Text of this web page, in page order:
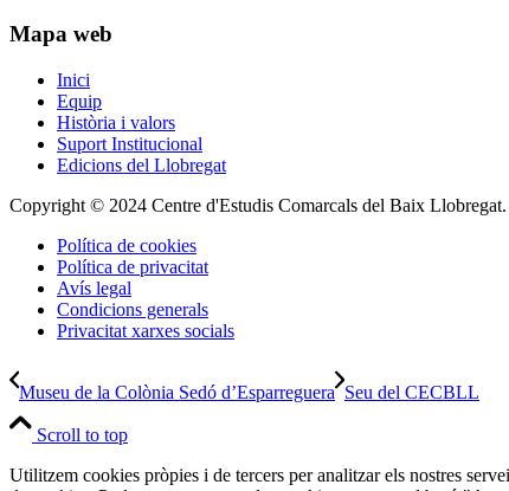
Mapa web
Inici
Equip
Història i valors
Suport Institucional
Edicions del Llobregat
Copyright © 2024 Centre d'Estudis Comarcals del Baix Llobregat.
Política de cookies
Política de privacitat
Avís legal
Condicions generals
Privacitat xarxes socials
Museu de la Colònia Sedó d’Esparreguera Seu del CECBLL
Scroll to top
Utilitzem cookies pròpies i de tercers per analitzar els nostres